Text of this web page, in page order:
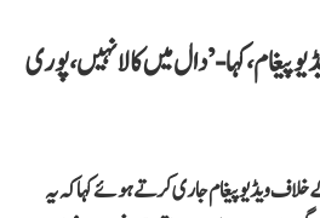
ویڈیو پیغام، کہا- ’دال میں کالا نہیں، پوری
ای-20 پٹرول کے خلاف ویڈیو پیغام جاری کرتے ہوئے کہا کہ یہ